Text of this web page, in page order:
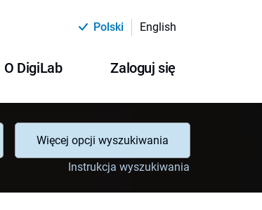
Polski English
O DigiLab Zaloguj się
Więcej opcji wyszukiwania
Instrukcja wyszukiwania